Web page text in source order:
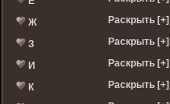
Ж Раскрыть [+]
З Раскрыть [+]
И Раскрыть [+]
К Раскрыть [+]